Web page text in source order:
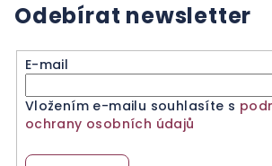
Odebírat newsletter
E-mail
Vložením e-mailu souhlasíte s
ochrany osobních údajů